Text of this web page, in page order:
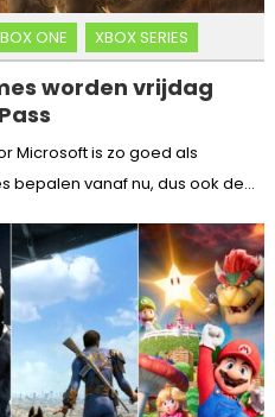
ONE XBOX SERIES
worden vrijdag
Microsoft is zo goed als
bepalen vanaf nu, dus ook de...